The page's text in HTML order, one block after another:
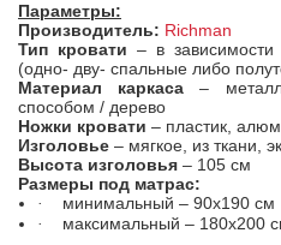
Параметры:
Производитель: Richman
Тип кровати – в
(одно- дву- спальные либо
Материал каркаса –
способом / дерево
Ножки кровати – пластик,
Изголовье – мягкое, из ткани,
Высота изголовья – 105 см
Размеры под матрас:
· минимальный – 90х190 см
·
максимальный – 180х200